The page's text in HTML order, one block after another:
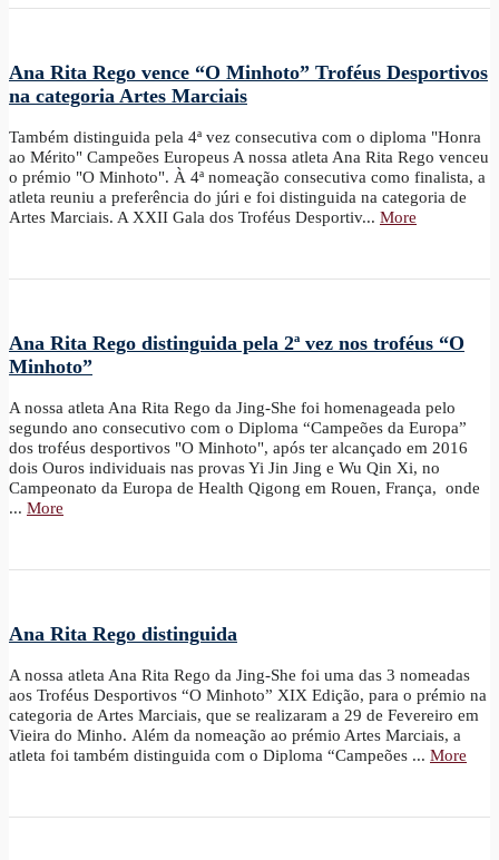
Ana Rita Rego vence “O Minhoto” Troféus Desportivos
na categoria Artes Marciais
Também distinguida pela 4ª vez consecutiva com o diploma "Honra
ao Mérito" Campeões Europeus A nossa atleta Ana Rita Rego venceu
o prémio "O Minhoto". À 4ª nomeação consecutiva como finalista, a
atleta reuniu a preferência do júri e foi distinguida na categoria de
Artes Marciais. A XXII Gala dos Troféus Desportiv... More
Ana Rita Rego distinguida pela 2ª vez nos troféus “O
Minhoto”
A nossa atleta Ana Rita Rego da Jing-She foi homenageada pelo
segundo ano consecutivo com o Diploma “Campeões da Europa”
dos troféus desportivos "O Minhoto", após ter alcançado em 2016
dois Ouros individuais nas provas Yi Jin Jing e Wu Qin Xi, no
Campeonato da Europa de Health Qigong em Rouen, França, onde
... More
Ana Rita Rego distinguida
A nossa atleta Ana Rita Rego da Jing-She foi uma das 3 nomeadas
aos Troféus Desportivos “O Minhoto” XIX Edição, para o prémio na
categoria de Artes Marciais, que se realizaram a 29 de Fevereiro em
Vieira do Minho. Além da nomeação ao prémio Artes Marciais, a
atleta foi também distinguida com o Diploma “Campeões ... More